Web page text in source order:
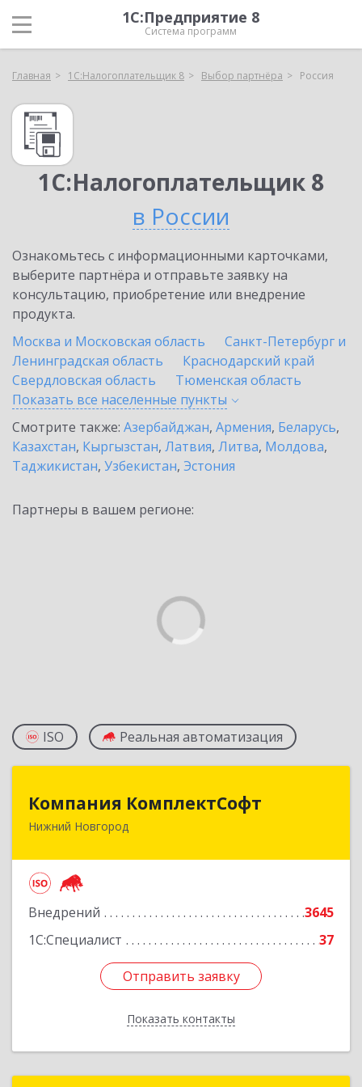
1С:Предприятие 8
Система программ
Главная 1С:Налогоплательщик 8 Выбор партнёра Россия
1С:Налогоплательщик 8
в России
Ознакомьтесь с информационными карточками,
выберите партнёра и отправьте заявку на
консультацию, приобретение или внедрение
продукта.
Москва и Московская область
Санкт-Петербург и
Ленинградская область
Краснодарский край
Свердловская область
Тюменская область
Показать все населенные пункты
Смотрите также: Азербайджан, Армения, Беларусь,
Казахстан, Кыргызстан, Латвия, Литва, Молдова,
Таджикистан, Узбекистан, Эстония
Партнеры в вашем регионе:
ISO Реальная автоматизация
Компания КомплектСофт
Нижний Новгород
Внедрений
3645
1С:Специалист
37
Отправить заявку
Показать контакты
Компания КомплектСофт
603006, Нижегородская обл, Нижний Новгород
Отправить заявку
Назад